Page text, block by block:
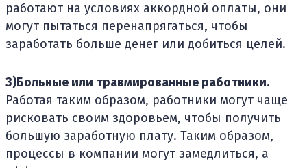
работают на условиях аккордной оплаты, они
могут пытаться перенапрягаться, чтобы
заработать больше денег или добиться целей.
3)Больные или травмированные работники.
Работая таким образом, работники могут чаще
рисковать своим здоровьем, чтобы получить
большую заработную плату. Таким образом,
процессы в компании могут замедлиться, а